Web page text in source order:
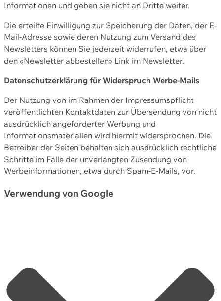
Informationen und geben sie nicht an Dritte weiter.
Die erteilte Einwilligung zur Speicherung der Daten, der E-
Mail-Adresse sowie deren Nutzung zum Versand des
Newsletters können Sie jederzeit widerrufen, etwa über
den «Newsletter abbestellen» Link im Newsletter.
Datenschutzerklärung für Widerspruch Werbe-Mails
Der Nutzung von im Rahmen der Impressumspflicht
veröffentlichten Kontaktdaten zur Übersendung von nicht
ausdrücklich angeforderter Werbung und
Informationsmaterialien wird hiermit widersprochen. Die
Betreiber der Seiten behalten sich ausdrücklich rechtliche
Schritte im Falle der unverlangten Zusendung von
Werbeinformationen, etwa durch Spam-E-Mails, vor.
Verwendung von Google